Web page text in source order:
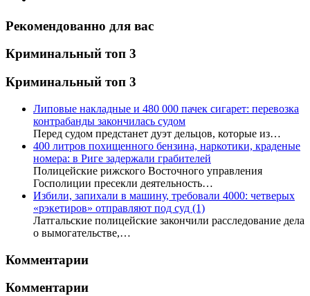
Рекомендованно для вас
Криминальный топ 3
Криминальный топ 3
Липовые накладные и 480 000 пачек сигарет: перевозка
контрабанды закончилась судом
Перед судом предстанет дуэт дельцов, которые из…
400 литров похищенного бензина, наркотики, краденые
номера: в Риге задержали грабителей
Полицейские рижского Восточного управления
Госполиции пресекли деятельность…
Избили, запихали в машину, требовали 4000: четверых
«рэкетиров» отправляют под суд (1)
Латгальские полицейские закончили расследование дела
о вымогательстве,…
Комментарии
Комментарии